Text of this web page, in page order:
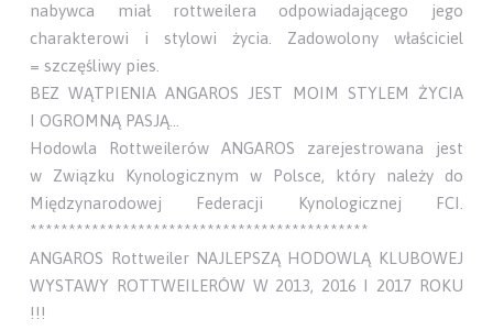
nabywca miał rottweilera odpowiadającego jego
charakterowi i stylowi życia. Zadowolony właściciel
= szczęśliwy pies.
BEZ WĄTPIENIA ANGAROS JEST MOIM STYLEM ŻYCIA
I OGROMNĄ PASJĄ…
Hodowla Rottweilerów ANGAROS zarejestrowana jest
w Związku Kynologicznym w Polsce, który należy do
Międzynarodowej Federacji Kynologicznej FCI.
********************************************
ANGAROS Rottweiler NAJLEPSZĄ HODOWLĄ KLUBOWEJ
WYSTAWY ROTTWEILERÓW W 2013, 2016 I 2017 ROKU
!!!